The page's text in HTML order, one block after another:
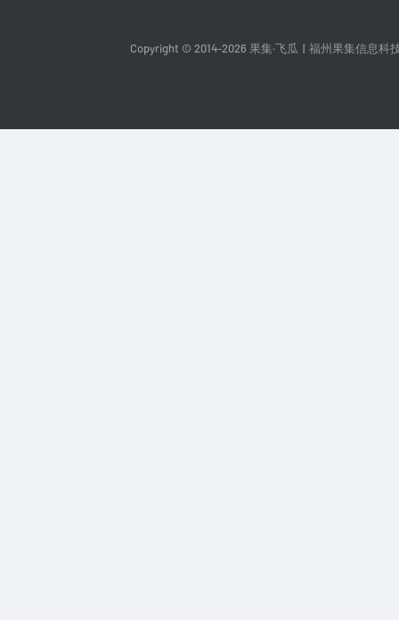
Copyright © 2014-2026 果集·飞瓜 福州果集信息科